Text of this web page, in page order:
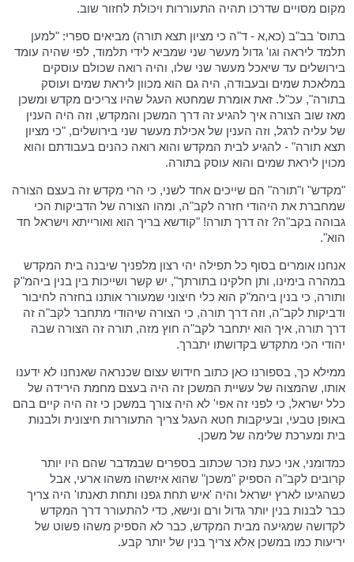
מקום מסויים שדרכו תהיה התעוררות ויכולת לחזור שוב.
בתוס' בב"ב (כא,א - ד"ה כי מציון תצא תורה) מביאים ספרי: "למען
תלמד ליראה וגו' גדול מעשר שני שמביא לידי תלמוד, לפי שהיה עומד
בירושלים עד שיאכל מעשר שני שלו, והיה רואה שכולם עוסקים
במלאכת שמים ובעבודה, היה גם הוא מכוון ליראת שמים ועוסק
בתורה", עכ"ל. זאת אומרת שמחטא העגל שהיו צריכים מקדש ומשכן
מאז שוב הצורה איך להגיע זה דרך המשכן והמקדש, וזה היה הענין
של עליה לרגל, וזה הענין של אכילת מעשר שני בירושלים, "כי מציון
תצא תורה" - להגיע לבית המקדש והוא רואה כהנים בעבודתם והוא
מכוין ליראת שמים והוא עוסק בתורה.
"מקדש" ו"תורה" הם שייכים אחד לשני, כי הרי מקדש זה בעצם הצורה
שמחברת את היהודי חזרה לקב"ה, ומהו הצורה של הדביקות הכי
גבוהה בקב"ה? זה דרך תורה! "קודשא בריך הוא ואורייתא וישראל חד
הוא".
אנחנו אומרים בסוף כל תפילה יהי רצון מלפניך שיבנה בית המקדש
במהרה בימינו, ותן חלקינו בתורתך", יש קשר ושייכות בין בנין ביהמ"ק
ותורה, כי בנין ביהמ"ק הוא כלי חיצוני שמעורר אותנו בחזרה לחיבור
ודביקות לקב"ה, וזה דרך תורה, כי הצורה שיהודי מתחבר לקב"ה זה
דרך תורה, איך הוא יתחבר לקב"ה חוץ מזה, תורה זה הצורה שבה
יהודי הכי מתקדש בקדושתו יתברך.
ממילא כך, בספורנו כאן כתוב חידוש עצום שכנראה שאנחנו לא ידענו
אותו, שהמצוה של עשיית המשכן זה היה בעצם מחמת הירידה של
כלל ישראל, כי לפני זה אפי' לא היה צורך במשכן כי זה היה קיים בהם
באופן טבעי, ובעיקבות חטא העגל צריך התעוררות חיצונית ולבנות
בית ומערכת שלימה של משכן.
כמדומני, אני כעת נזכר שכתוב בספרים שבמדבר שהם היו יותר
קרובים לקב"ה הספיק "משכן" שהוא איזשהו משהו ארעי, אבל
כשהגיעו לארץ ישראל והיה 'איש תחת גפנו ותחת תאנתו' היה צריך
כבר לבנות בנין יותר גדול ורם ונישא, כדי להתעורר דרך המקדש
לקדושה שמגיעה מבית המקדש, כבר לא הספיק משהו פשוט של
יריעות כמו במשכן אלא צריך בנין של יותר קבע.